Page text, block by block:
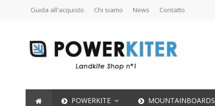
Guida all'acquisto Chi siamo News Contatto
POWERKITE MOUNTAINBOARDS